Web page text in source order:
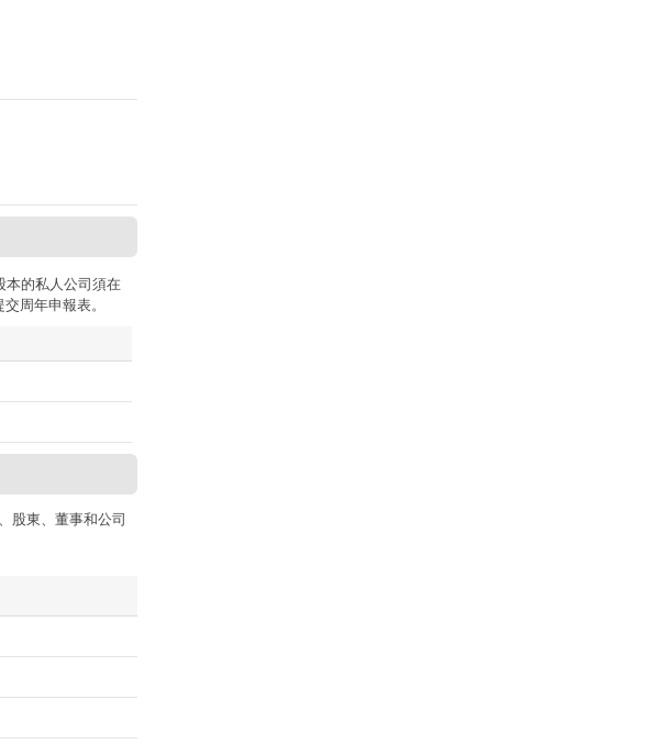
本的私人公司須在
周年申報表。
股東、董事和公司